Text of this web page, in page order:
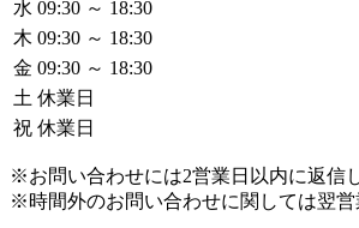
水 09:30 ～ 18:30
木 09:30 ～ 18:30
金 09:30 ～ 18:30
土 休業日
祝 休業日
※お問い合わせには2営業日以内に返信
※時間外のお問い合わせに関しては翌営